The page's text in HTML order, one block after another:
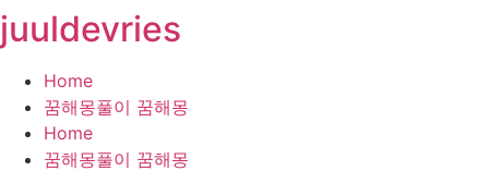
콘
텐
juuldevries
Home
꿈해몽풀이 꿈해몽
Home
꿈해몽풀이 꿈해몽